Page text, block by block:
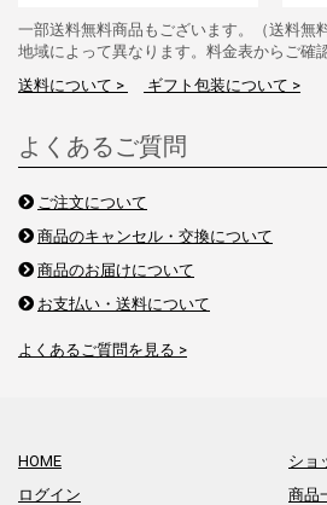
一部送料無料商品もございます。（送料無
地域によって異なります。料金表からご確
送料について >
ギフト包装について >
よくあるご質問
ご注文について
商品のキャンセル・交換について
商品のお届けについて
お支払い・送料について
よくあるご質問を見る >
HOME
ショ
ログイン
商品